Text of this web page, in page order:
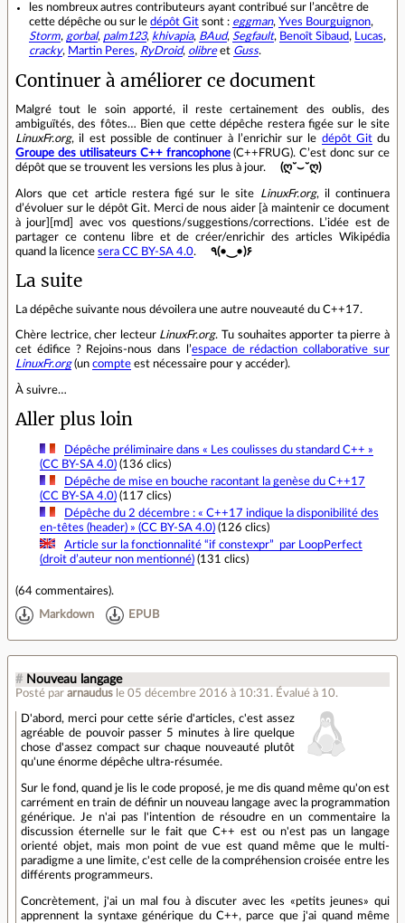
les nombreux autres contributeurs ayant contribué sur l’ancêtre de
cette dépêche ou sur le dépôt Git sont : eggman, Yves Bourguignon,
Storm, gorbal, palm123, khivapia, BAud, Segfault, Benoît Sibaud, Lucas,
cracky, Martin Peres, RyDroid, olibreet Guss.
Continuer à améliorer ce document
Malgré tout le soin apporté, il reste certainement des oublis, des
ambiguïtés, des fôtes… Bien que cette dépêche restera figée sur le site
LinuxFr.org, il est possible de continuer à l’enrichir sur le dépôt Gitdu
Groupe des utilisateurs C++ francophone(C++FRUG). C’est donc sur ce
dépôt que se trouvent les versions les plus à jour. (ღ˘⌣˘ღ)
Alors que cet article restera figé sur le site LinuxFr.org, il continuera
d’évoluer sur le dépôt Git. Merci de nous aider [à maintenir ce document
à jour][md] avec vos questions/suggestions/corrections. L’idée est de
partager ce contenu libre et de créer/enrichir des articles Wikipédia
quand la licence sera CC BY-SA 4.0. ٩(•‿•)۶
La suite
La dépêche suivante nous dévoilera une autre nouveauté du C++17.
Chère lectrice, cher lecteur LinuxFr.org. Tu souhaites apporter ta pierre à
cet édifice ? Rejoins‐nous dans l’espace de rédaction collaborative sur
LinuxFr.org(un compte est nécessaire pour y accéder).
À suivre…
Aller plus loin
Dépêche préliminaire dans « Les coulisses du standard C++ »
(CC BY-SA 4.0)(136 clics)
Dépêche de mise en bouche racontant la genèse du C++17
(CC BY-SA 4.0)(117 clics)
Dépêche du 2 décembre : « C++17 indique la disponibilité des
en‐têtes (header) » (CC BY-SA 4.0)(126 clics)
Article sur la fonctionnalité “if constexpr” par LoopPerfect
(droit d’auteur non mentionné)(131 clics)
(64 commentaires).
Markdown EPUB
# Nouveau langage
Posté par arnaudus le 05 décembre 2016 à 10:31 . Évalué à 10.
D'abord, merci pour cette série d'articles, c'est assez
agréable de pouvoir passer 5 minutes à lire quelque
chose d'assez compact sur chaque nouveauté plutôt
qu'une énorme dépêche ultra-résumée.
Sur le fond, quand je lis le code proposé, je me dis quand même qu'on est
carrément en train de définir un nouveau langage avec la programmation
générique. Je n'ai pas l'intention de résoudre en un commentaire la
discussion éternelle sur le fait que C++ est ou n'est pas un langage
orienté objet, mais mon point de vue est quand même que le multi-
paradigme a une limite, c'est celle de la compréhension croisée entre les
différents programmeurs.
Concrètement, j'ai un mal fou à discuter avec les «petits jeunes» qui
apprennent la syntaxe générique du C++, parce que j'ai quand même